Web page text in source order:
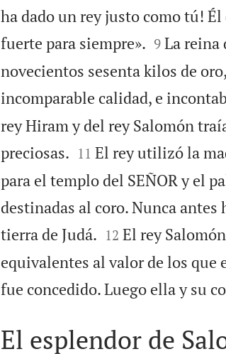
ha dado un rey justo como tú!
fuerte para siempre».
9 La reina
novecientos sesenta kilos de
incomparable calidad, e
rey Hiram y del rey Salomón
preciosas.
11 El rey utilizó la
para el templo del SEÑOR y el
destinadas al coro. Nunca
tierra de Judá.
12 El rey
equivalentes al valor de los
fue concedido. Luego ella y su
El esplendor de